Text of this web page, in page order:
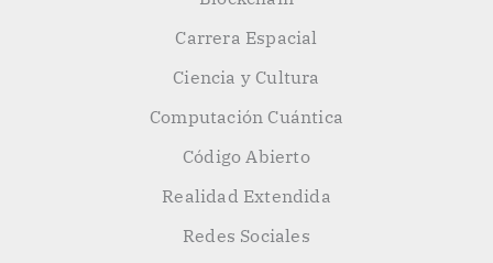
Carrera Espacial
Ciencia y Cultura
Computación Cuántica
Código Abierto
Realidad Extendida
Redes Sociales